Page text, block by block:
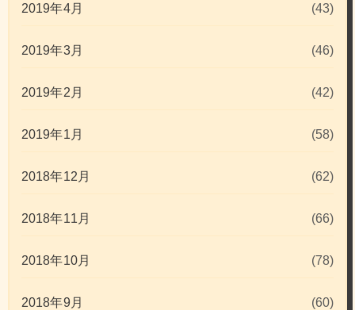
2019年4月 (43)
2019年3月 (46)
2019年2月 (42)
2019年1月 (58)
2018年12月 (62)
2018年11月 (66)
2018年10月 (78)
2018年9月 (60)